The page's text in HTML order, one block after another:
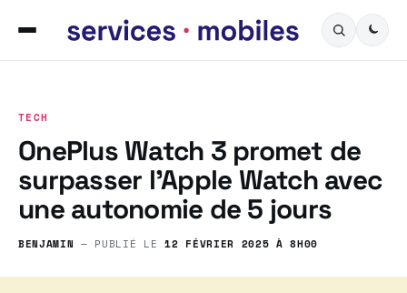
TECH
OnePlus Watch 3 promet de
surpasser l’Apple Watch avec
une autonomie de 5 jours
BENJAMIN — PUBLIÉ LE12 FÉVRIER 2025 À 8H00